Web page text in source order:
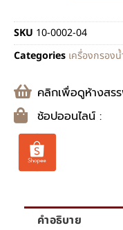
SKU 10-0002-04
Categories เครื่องกรองน้
คลิกเพื่อดูห้างสร
ช้อปออนไลน์ :
คำอธิบาย